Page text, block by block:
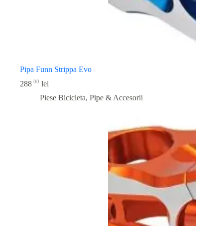
Pipa Funn Strippa Evo
288 00 lei
Piese Bicicleta, Pipe & Accesorii